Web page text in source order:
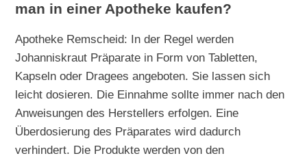
man in einer Apotheke kaufen?
Apotheke Remscheid: In der Regel werden
Johanniskraut Präparate in Form von Tabletten,
Kapseln oder Dragees angeboten. Sie lassen sich
leicht dosieren. Die Einnahme sollte immer nach den
Anweisungen des Herstellers erfolgen. Eine
Überdosierung des Präparates wird dadurch
verhindert. Die Produkte werden von den